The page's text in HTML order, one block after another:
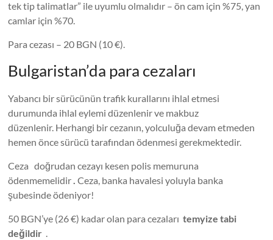
tek tip talimatlar” ile uyumlu olmalıdır – ön cam için %75, yan
camlar için %70.
Para cezası – 20 BGN (10 €).
Bulgaristan’da para cezaları
Yabancı bir sürücünün trafik kurallarını ihlal etmesi
durumunda ihlal eylemi düzenlenir ve makbuz
düzenlenir. Herhangi bir cezanın, yolculuğa devam etmeden
hemen önce sürücü tarafından ödenmesi gerekmektedir.
Ceza doğrudan cezayı kesen polis memuruna
ödenmemelidir.Ceza, banka havalesi yoluyla banka
şubesinde ödeniyor!
50 BGN’ye (26 €) kadar olan para cezalarıtemyize tabi
değildir .